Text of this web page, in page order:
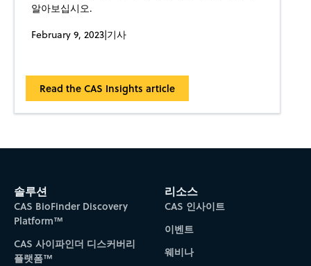
알아보십시오.
February 9, 2023|기사
Read the CAS Insights article
솔루션
CAS BioFinder Discovery
Platform™
CAS 사이파인더 디스커버리
플랫폼™
리소스
CAS 인사이트
이벤트
웨비나